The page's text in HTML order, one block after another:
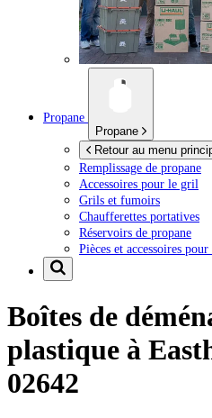
Propane
Propane
Retour au menu
Remplissage de propane
Accessoires pour le gril
Grils et fumoirs
Chaufferettes portatives
Réservoirs de propane
Pièces et accessoires
Boîtes de
plastique à
02642